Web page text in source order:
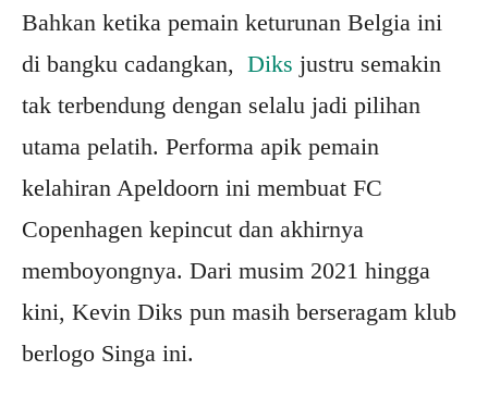
Bahkan ketika pemain keturunan Belgia ini
di bangku cadangkan, Diks justru semakin
tak terbendung dengan selalu jadi pilihan
utama pelatih. Performa apik pemain
kelahiran Apeldoorn ini membuat FC
Copenhagen kepincut dan akhirnya
memboyongnya. Dari musim 2021 hingga
kini, Kevin Diks pun masih berseragam klub
berlogo Singa ini.